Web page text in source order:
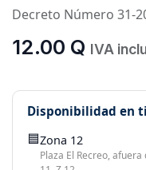
Decreto Número 31-
12.00 Q IVA
Disponibilidad en
🟦Zona 12
Plaza El Recreo, afuera